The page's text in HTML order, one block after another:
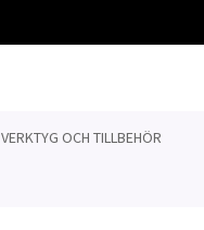
VERKTYG OCH TILLBEHÖR